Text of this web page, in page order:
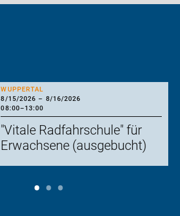
WUPPERTAL
8/15/2026 – 8/16/2026
08:00–13:00
"Vitale Radfahrschule" für
Erwachsene (ausgebucht)